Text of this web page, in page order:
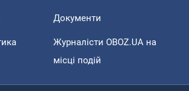
Документи
Журналісти OBOZ.UA на
місці подій